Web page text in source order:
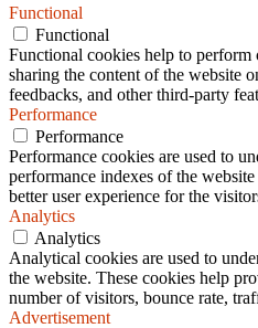
Functional
Functional
Functional cookies help to
sharing the content of the website
feedbacks, and other third-party
Performance
Performance
Performance cookies are used to
performance indexes of the
better user experience for the
Analytics
Analytics
Analytical cookies are used to
the website. These cookies help
number of visitors, bounce rate,
Advertisement